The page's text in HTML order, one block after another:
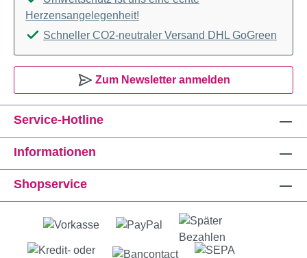
Service-Hotline
Informationen
Shopservice
Herzensangelegenheit!
Schneller CO2-neutraler Versand DHL GoGreen
Zum Newsletter anmelden